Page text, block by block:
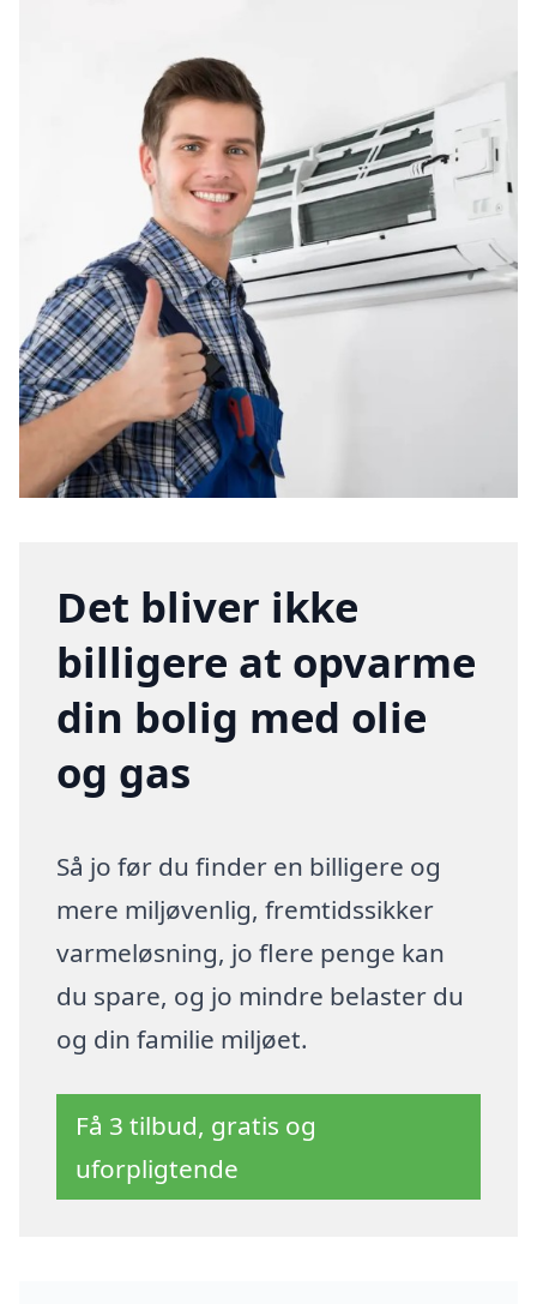
Det bliver ikke
billigere at opvarme
din bolig med olie
og gas
Så jo før du finder en billigere og
mere miljøvenlig, fremtidssikker
varmeløsning, jo flere penge kan
du spare, og jo mindre belaster du
og din familie miljøet.
Få 3 tilbud, gratis og
uforpligtende